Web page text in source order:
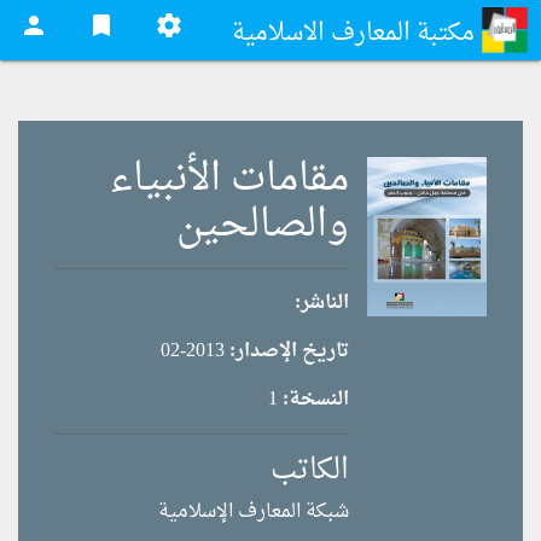
مكتبة المعارف الاسلامية settings
bookmark
person
مقامات الأنبياء
والصالحين
الناشر:
تاريخ الإصدار:2013-02
النسخة: 1
الكاتب
شبكة المعارف الإسلامية